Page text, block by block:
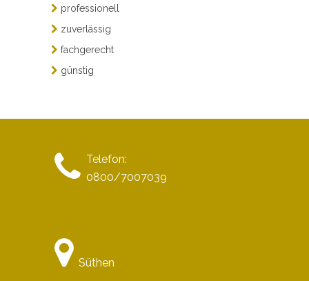
professionell
zuverlässig
fachgerecht
günstig
Telefon:
0800/7007039
Süthen